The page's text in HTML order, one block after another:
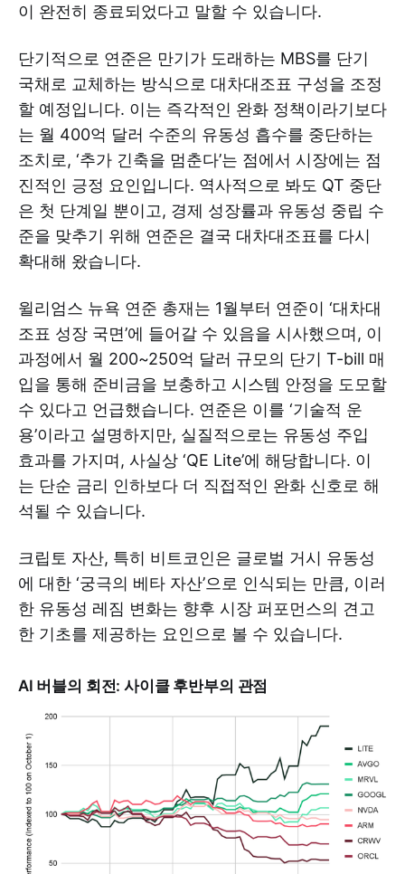
이 완전히 종료되었다고 말할 수 있습니다.
단기적으로 연준은 만기가 도래하는 MBS를 단기
국채로 교체하는 방식으로 대차대조표 구성을 조정
할 예정입니다. 이는 즉각적인 완화 정책이라기보다
는 월 400억 달러 수준의 유동성 흡수를 중단하는
조치로, ‘추가 긴축을 멈춘다’는 점에서 시장에는 점
진적인 긍정 요인입니다. 역사적으로 봐도 QT 중단
은 첫 단계일 뿐이고, 경제 성장률과 유동성 중립 수
준을 맞추기 위해 연준은 결국 대차대조표를 다시
확대해 왔습니다.
윌리엄스 뉴욕 연준 총재는 1월부터 연준이 ‘대차대
조표 성장 국면’에 들어갈 수 있음을 시사했으며, 이
과정에서 월 200~250억 달러 규모의 단기 T-bill 매
입을 통해 준비금을 보충하고 시스템 안정을 도모할
수 있다고 언급했습니다. 연준은 이를 ‘기술적 운
용’이라고 설명하지만, 실질적으로는 유동성 주입
효과를 가지며, 사실상 ‘QE Lite’에 해당합니다. 이
는 단순 금리 인하보다 더 직접적인 완화 신호로 해
석될 수 있습니다.
크립토 자산, 특히 비트코인은 글로벌 거시 유동성
에 대한 ‘궁극의 베타 자산’으로 인식되는 만큼, 이러
한 유동성 레짐 변화는 향후 시장 퍼포먼스의 견고
한 기초를 제공하는 요인으로 볼 수 있습니다.
AI 버블의 회전: 사이클 후반부의 관점